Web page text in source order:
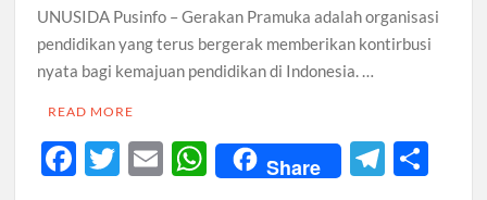
UNUSIDA Pusinfo – Gerakan Pramuka adalah organisasi
pendidikan yang terus bergerak memberikan kontirbusi
nyata bagi kemajuan pendidikan di Indonesia. …
READ MORE
F
T
E
W
Share
T